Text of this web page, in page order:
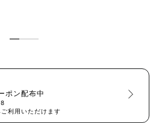
ポン配布中
利用いただけます